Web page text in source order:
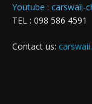
Youtube : carswaii-
TEL : 098 586 4591
Contact us: